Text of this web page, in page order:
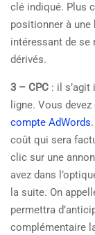
clé indiqué. Plus
positionner à une
intéressant de
dérivés.
3 – CPC : il
ligne. Vous
compte AdWords
coût qui sera
clic sur une
avez dans
la suite. On
permettra
complémentaire